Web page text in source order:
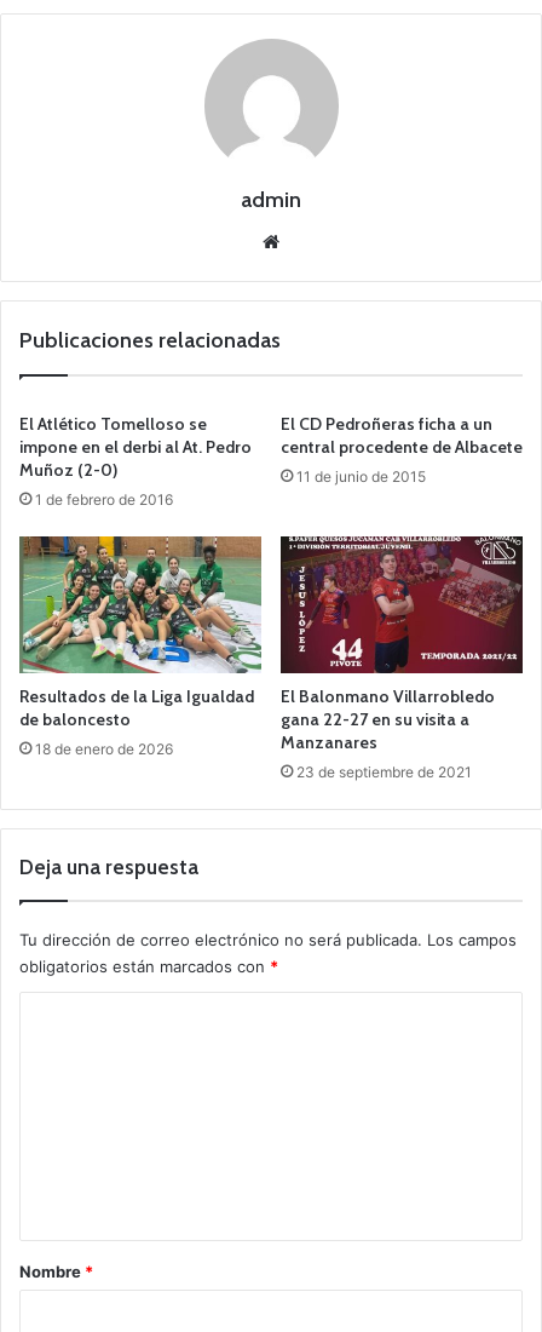
admin
we
Publicaciones relacionadas
El Atlético Tomelloso se
impone en el derbi al At. Pedro
Muñoz (2-0)
1 de febrero de 2016
El CD Pedroñeras ficha a un
central procedente de Albacete
11 de junio de 2015
Resultados de la Liga Igualdad
de baloncesto
18 de enero de 2026
El Balonmano Villarrobledo
gana 22-27 en su visita a
Manzanares
23 de septiembre de 2021
Deja una respuesta
Tu dirección de correo electrónico no será publicada. Los campos
obligatorios están marcados con *
rNombre *